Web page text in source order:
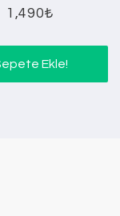
1,490₺
Ekle!